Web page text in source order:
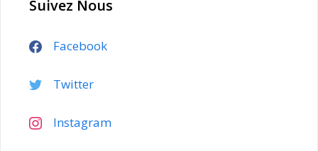
Suivez Nous
Facebook
Twitter
Instagram